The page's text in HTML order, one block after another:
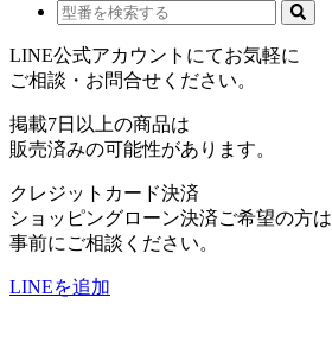
LINE公式アカウントにてお気軽に
ご相談・お問合せください。
掲載7日以上の商品は
販売済みの可能性があります。
クレジットカード決済
ショッピングローン決済ご希望の方は
事前にご相談ください。
LINEを追加